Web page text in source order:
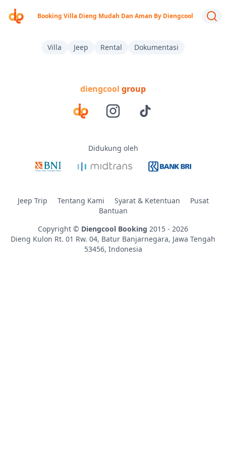
Booking Villa Dieng Mudah Dan Aman By Diengcool
Villa Jeep Rental Dokumentasi
diengcool group
Didukung oleh
Jeep Trip Tentang Kami Syarat & Ketentuan
Pusat
Bantuan
Copyright © Diengcool Booking 2015 - 2026
Dieng Kulon Rt. 01 Rw. 04, Batur Banjarnegara, Jawa Tengah
53456, Indonesia